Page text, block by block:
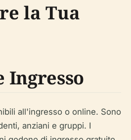
la Tua
Ingresso
all'ingresso o online. Sono
anziani e gruppi. I